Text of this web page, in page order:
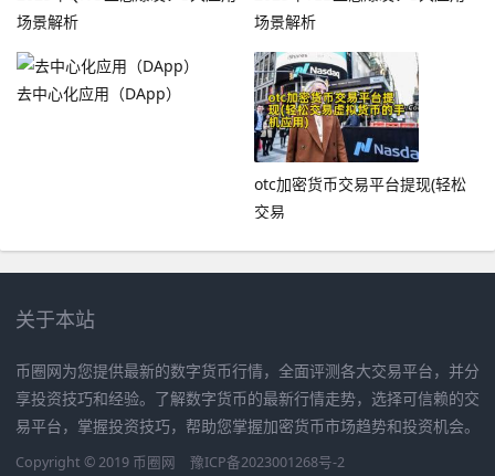
场景解析
场景解析
去中心化应用（DApp）
otc加密货币交易平台提现(轻松
交易
关于本站
币圈网为您提供最新的数字货币行情，全面评测各大交易平台，并分
享投资技巧和经验。了解数字货币的最新行情走势，选择可信赖的交
易平台，掌握投资技巧，帮助您掌握加密货币市场趋势和投资机会。
Copyright © 2019 币圈网 豫ICP备2023001268号-2